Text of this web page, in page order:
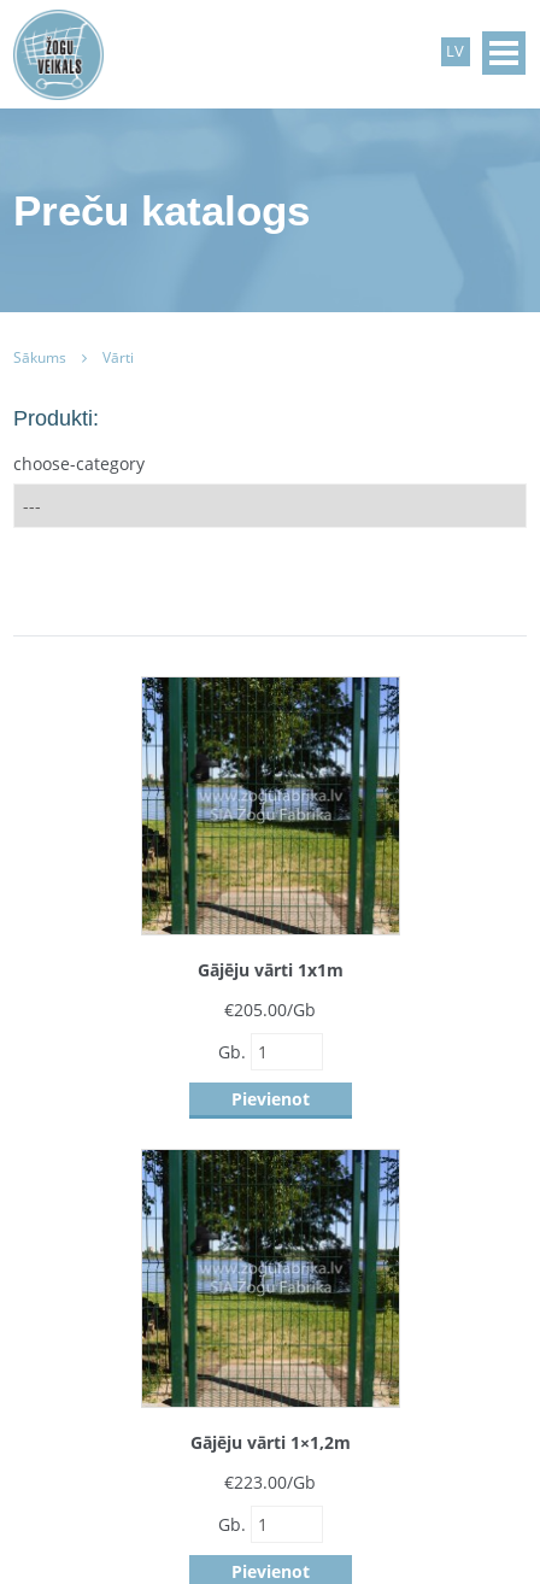
LV
Preču katalogs
Sākums Vārti
Produkti:
choose-category
Gājēju vārti 1x1m
€205.00/Gb
Gb.
Pievienot
Gājēju vārti 1×1,2m
€223.00/Gb
Gb.
Pievienot